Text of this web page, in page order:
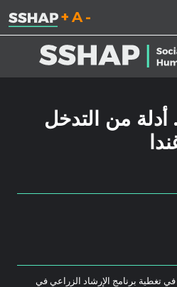
تقليل حجم الخط.
إعادة ضبط حجم
زيادة حجم
أدلة من التدخل
تغطية برنامج الإرشاد الزراعي في